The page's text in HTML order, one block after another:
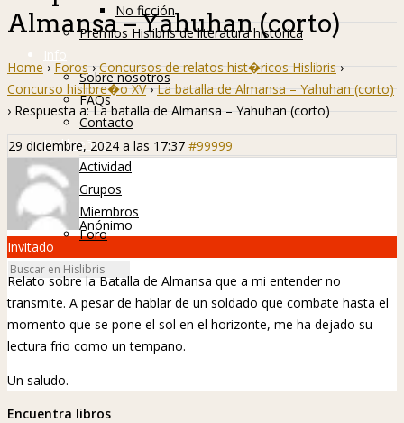
No ficción
Premios Hislibris de literatura histórica
Info
Sobre nosotros
FAQs
Contacto
Hislibreños
Actividad
Grupos
Miembros
Foro
Almansa – Yahuhan (corto)
Home › Foros › Concursos de relatos hist�ricos Hislibris ›
Concurso hislibre�o XV › La batalla de Almansa – Yahuhan (corto)
› Respuesta a: La batalla de Almansa – Yahuhan (corto)
29 diciembre, 2024 a las 17:37 #99999
Anónimo
Invitado
Relato sobre la Batalla de Almansa que a mi entender no
transmite. A pesar de hablar de un soldado que combate hasta el
momento que se pone el sol en el horizonte, me ha dejado su
lectura frio como un tempano.
Un saludo.
Encuentra libros